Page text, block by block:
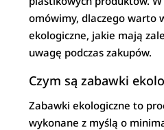
omówimy, dlaczego warto
ekologiczne, jakie mają
uwagę podczas zakupów.
Czym są zabawki
Zabawki ekologiczne to
wykonane z myślą o